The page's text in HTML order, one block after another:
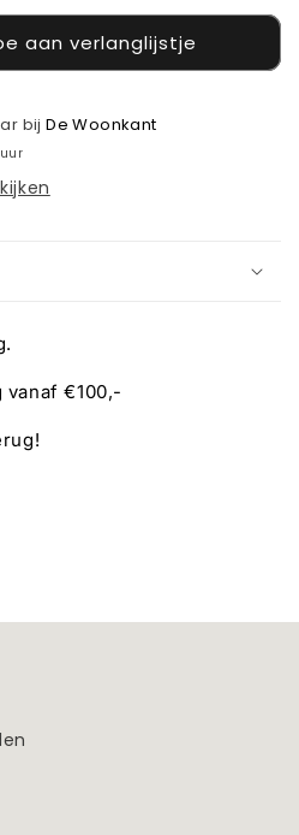
aan verlanglijstje
bijDe Woonkant
€100,-